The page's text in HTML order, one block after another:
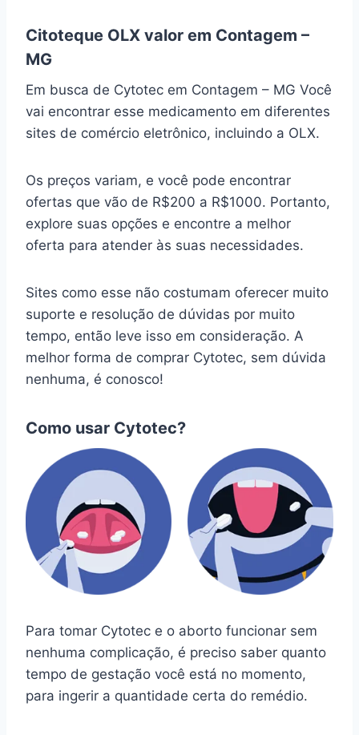
Citoteque OLX valor em Contagem –
MG
Em busca de Cytotec em Contagem – MG Você
vai encontrar esse medicamento em diferentes
sites de comércio eletrônico, incluindo a OLX.
Os preços variam, e você pode encontrar
ofertas que vão de R$200 a R$1000. Portanto,
explore suas opções e encontre a melhor
oferta para atender às suas necessidades.
Sites como esse não costumam oferecer muito
suporte e resolução de dúvidas por muito
tempo, então leve isso em consideração. A
melhor forma de comprar Cytotec, sem dúvida
nenhuma, é conosco!
Como usar Cytotec?
Para tomar Cytotec e o aborto funcionar sem
nenhuma complicação, é preciso saber quanto
tempo de gestação você está no momento,
para ingerir a quantidade certa do remédio.